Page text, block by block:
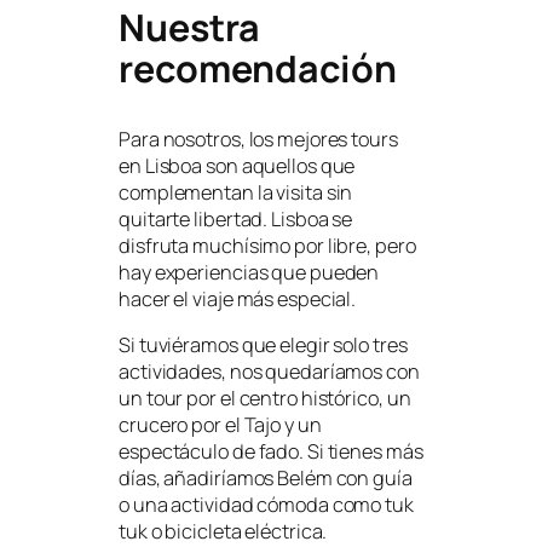
Nuestra
recomendación
Para nosotros, los mejores tours
en Lisboa son aquellos que
complementan la visita sin
quitarte libertad. Lisboa se
disfruta muchísimo por libre, pero
hay experiencias que pueden
hacer el viaje más especial.
Si tuviéramos que elegir solo tres
actividades, nos quedaríamos con
un tour por el centro histórico, un
crucero por el Tajo y un
espectáculo de fado. Si tienes más
días, añadiríamos Belém con guía
o una actividad cómoda como tuk
tuk o bicicleta eléctrica.